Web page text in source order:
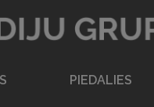
PIEDALIES